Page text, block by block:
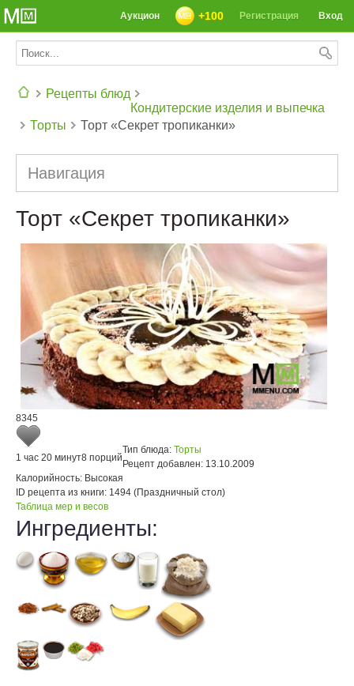
СЕГОДНЯ: 39142 РЕЦЕПТА
Вход
Регистрация
+100
Аукцион
Рецепты блюд
Кондитерские изделия и выпечка
Торты
Торт «Секрет тропиканки»
Навигация
Торт «Секрет тропиканки»
8345
1 час 20 минут8 порций
Тип блюда: Торты
Рецепт добавлен: 13.10.2009
Калорийность: Высокая
ID рецепта из книги: 1494 (Праздничный стол)
Таблица мер и весов
Ингредиенты: